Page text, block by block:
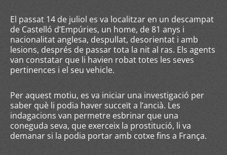
El passat 14 de juliol es va localitzar en un descampat
de Castelló d’Empúries, un home, de 81 anys i
nacionalitat anglesa, despullat, desorientat i amb
lesions, després de passar tota la nit al ras. Els agents
van constatar que li havien robat totes les seves
pertinences i el seu vehicle.
Per aquest motiu, es va iniciar una investigació per
saber què li podia haver succeït a l’ancià. Les
indagacions van permetre esbrinar que una
coneguda seva, que exerceix la prostitució, li va
demanar si la podia portar amb cotxe fins a França.